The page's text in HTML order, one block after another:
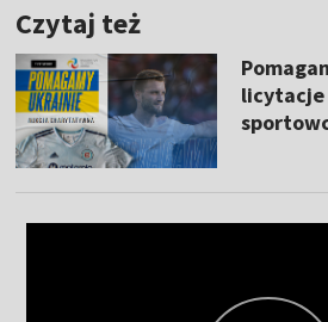
Czytaj też
licytacje